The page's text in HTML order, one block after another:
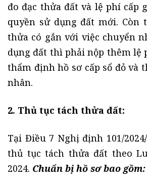
đo đạc thửa đất và lệ phí cấp
quyền sử dụng đất mới. Còn
thửa có gắn với việc chuyển
dụng đất thì phải nộp thêm lệ
thẩm định hồ sơ cấp sổ đỏ và
nhân.
2. Thủ tục tách thửa đất:
Tại Điều 7 Nghị định 101/
thủ tục tách thửa đất theo
2024. Chuẩn bị hồ sơ bao gồm: